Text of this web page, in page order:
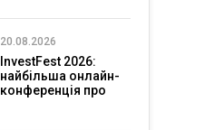
20.08.2026
InvestFest 2026:
найбільша онлайн-
конференція про